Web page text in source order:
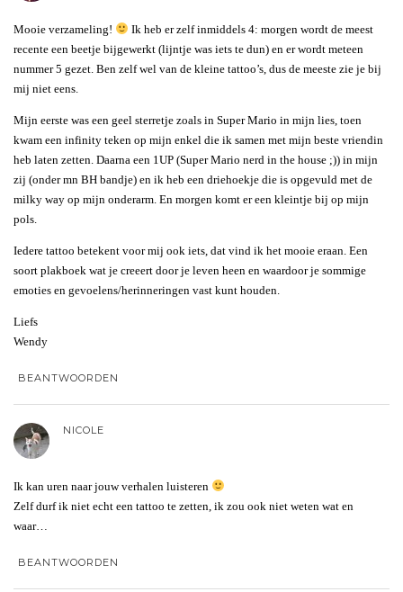
Mooie verzameling!
Ik heb er zelf inmiddels 4: morgen wordt de meest
recente een beetje bijgewerkt (lijntje was iets te dun) en er wordt meteen
nummer 5 gezet. Ben zelf wel van de kleine tattoo’s, dus de meeste zie je bij
mij niet eens.
Mijn eerste was een geel sterretje zoals in Super Mario in mijn lies, toen
kwam een infinity teken op mijn enkel die ik samen met mijn beste vriendin
heb laten zetten. Daarna een 1UP (Super Mario nerd in the house ;)) in mijn
zij (onder mn BH bandje) en ik heb een driehoekje die is opgevuld met de
milky way op mijn onderarm. En morgen komt er een kleintje bij op mijn
pols.
Iedere tattoo betekent voor mij ook iets, dat vind ik het mooie eraan. Een
soort plakboek wat je creeert door je leven heen en waardoor je sommige
emoties en gevoelens/herinneringen vast kunt houden.
Liefs
Wendy
BEANTWOORDEN
NICOLE
Ik kan uren naar jouw verhalen luisteren
Zelf durf ik niet echt een tattoo te zetten, ik zou ook niet weten wat en
waar…
BEANTWOORDEN